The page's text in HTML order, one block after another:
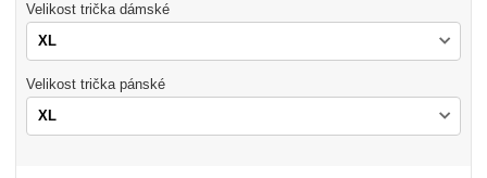
Velikost trička dámské
Velikost trička pánské